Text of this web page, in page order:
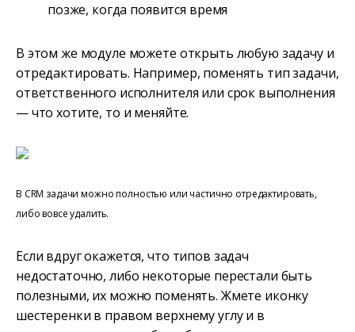
позже, когда появится время
В этом же модуле можете открыть любую задачу и
отредактировать. Например, поменять тип задачи,
ответственного исполнителя или срок выполнения
— что хотите, то и меняйте.
В CRM задачи можно полностью или частично отредактировать,
либо вовсе удалить.
Если вдруг окажется, что типов задач
недостаточно, либо некоторые перестали быть
полезными, их можно поменять. Жмете иконку
шестеренки в правом верхнему углу и в